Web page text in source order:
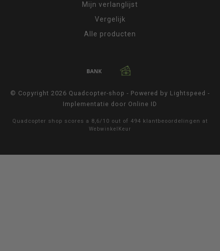
Mijn verlanglijst
Vergelijk
Alle producten
© Copyright 2026 Quadcopter-shop - Powered by Lightspeed -
Implementatie door Online ID
Quadcopter shop scores a 8,6/ 10 out of 494 klantbeoordelingen at
WebwinkelKeur